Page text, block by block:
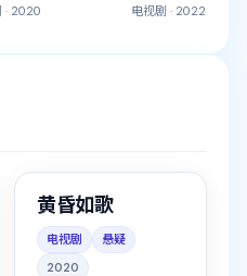
· 2020 电视剧 · 2022
中国
黄昏如歌
电视剧
悬疑
2020